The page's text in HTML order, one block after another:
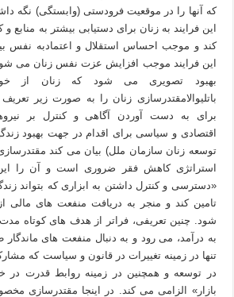
که آنها را در موقعیت فرودستی (وابستگی) نگه
این فرایند به زنان برای دستیابی بیشتر به
کند و موجب احساس استقلال و اعتمادبه نفس
این فرایند موجب افزایش عزت نفس زنان می
بهبود تصویری می شود که زنان از
باتلیوالامقتدرسازی زنان را به صورت زیر
برای به دست آوردن آگاهی و کنترل بر
اقتصادی و سیاسی برای اقدام در جهت بهبود
توسعه زنان سازمان ملل) بیان می کند
استراتژی کاهش فقر ضروری است و آن را
«دسترسی و کنترل داشتن به ابزاری که بتواند
تامین کند و منجر به دریافت منفعت های مالی
شود. چنین تعریفی، فراتر از هدف های کوتاه
به درآمد، می رود و به دنبال منفعت های
تنها در زمینه تغییرات در قانون و سیاست که
در توسعه و همچنین در زمینه روابط قدرت در
بازار» الزامی می کند. در اینجا مقتدرسازی